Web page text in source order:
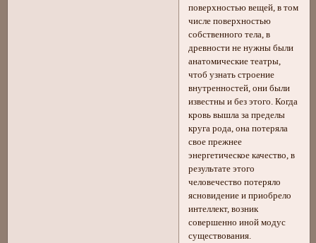
поверхностью вещей, в том
числе поверхностью
собственного тела, в
древности не нужны были
анатомические театры,
чтоб узнать строение
внутренностей, они были
известны и без этого. Когда
кровь вышла за пределы
круга рода, она потеряла
свое прежнее
энергетическое качество, в
результате этого
человечество потеряло
ясновидение и приобрело
интеллект, возник
совершенно иной модус
существования.